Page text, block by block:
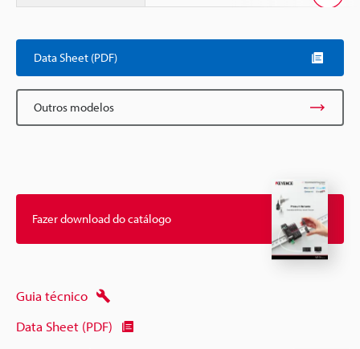
Data Sheet (PDF)
Outros modelos
Fazer download do catálogo
Guia técnico
Data Sheet (PDF)